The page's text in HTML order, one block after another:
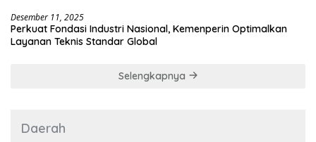
Desember 11, 2025
Perkuat Fondasi Industri Nasional, Kemenperin Optimalkan
Layanan Teknis Standar Global
Selengkapnya
Daerah